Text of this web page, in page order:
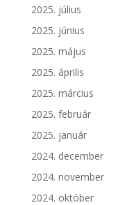
2025. július
2025. június
2025. május
2025. április
2025. március
2025. február
2025. január
2024. december
2024. november
2024. október